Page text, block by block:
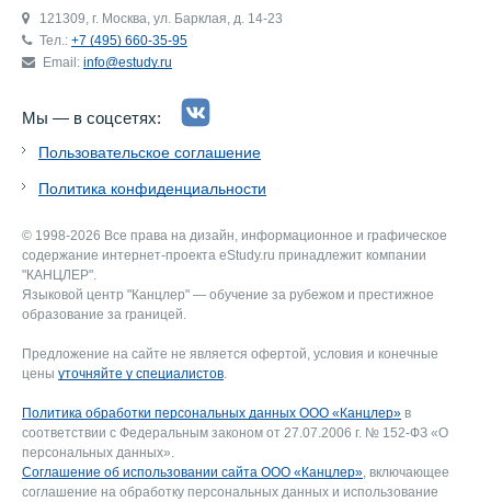
121309, г. Москва, ул. Барклая, д. 14-23
Тел.: +7 (495) 660-35-95
Email: info@estudy.ru
Мы — в соцсетях:
Пользовательское соглашение
Политика конфиденциальности
© 1998-2026 Все права на дизайн, информационное и графическое
содержание интернет-проекта eStudy.ru принадлежит компании
"КАНЦЛЕР".
Языковой центр "Канцлер" — обучение за рубежом и престижное
образование за границей.
Предложение на сайте не является офертой, условия и конечные
цены уточняйте у специалистов.
Политика обработки персональных данных ООО «Канцлер» в
соответствии с Федеральным законом от 27.07.2006 г. № 152-ФЗ «О
персональных данных».
Соглашение об использовании сайта ООО «Канцлер», включающее
соглашение на обработку персональных данных и использование